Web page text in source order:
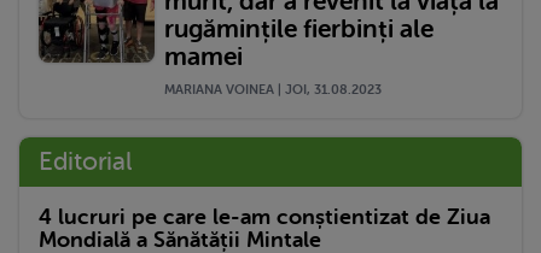
rugămințile fierbinți ale
mamei
MARIANA VOINEA | JOI, 31.08.2023
Editorial
4 lucruri pe care le-am conștientizat de Ziua
Mondială a Sănătății Mintale